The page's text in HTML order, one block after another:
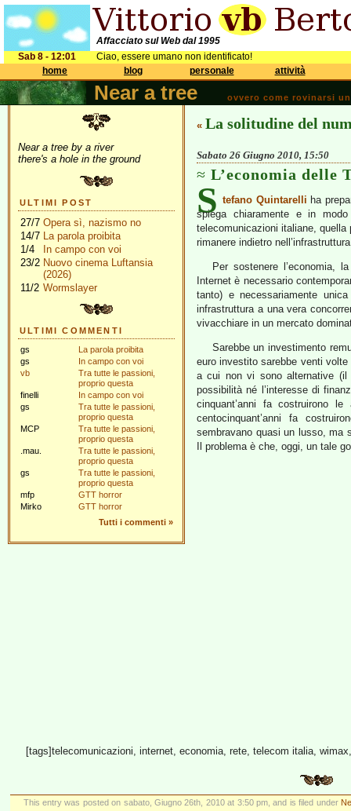
Affacciato sul Web dal 1995
Sab 8 - 12:01
Ciao, essere umano non identificato!
home
blog personale attività
Near a tree ovvero come rovinarsi
Near a tree by a river
there's a hole in the ground
ULTIMI POST
27/7 Opera sì, nazismo no
14/7 La parola proibita
1/4
In campo con voi
23/2 Nuovo cinema Luftansia
(2026)
11/2 Wormslayer
ULTIMI COMMENTI
gs
La parola proibita
gs
In campo con voi
vb
Tra tutte le passioni,
proprio questa
finelli
In campo con voi
gs
Tra tutte le passioni,
proprio questa
MCP
Tra tutte le passioni,
proprio questa
.mau.
Tra tutte le passioni,
proprio questa
gs
Tra tutte le passioni,
proprio questa
mfp
GTT horror
Mirko
GTT horror
Tutti i commenti »
« La solitudine del
Sabato 26 Giugno 2010, 15:50
L’economia delle
S tefano Quintarelli ha
spiega chiaramente e in
telecomunicazioni italiane,
rimanere indietro
Per sostenere l’economia,
Internet è necessario
tanto) e necessariamente
infrastruttura a una vera
vivacchiare in un mercato
Sarebbe un investimento
euro investito sarebbe venti
a cui non vi sono alternative (il
possibilità né l’interesse di
cinquant’anni fa costruirono
centocinquant’anni fa
sembravano quasi un lusso, ma
Il problema è che, oggi, un tale
[tags]telecomunicazioni, internet, economia, rete, telecom italia,
This entry was posted on sabato, Giugno 26th, 2010 at 3:50 pm, and is filed under